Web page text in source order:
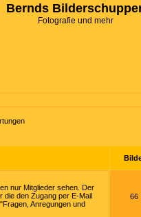
Bernds
Fotografie und mehr
nur Mitglieder sehen. Der
die den Zugang per E-Mail
Anregungen und
66